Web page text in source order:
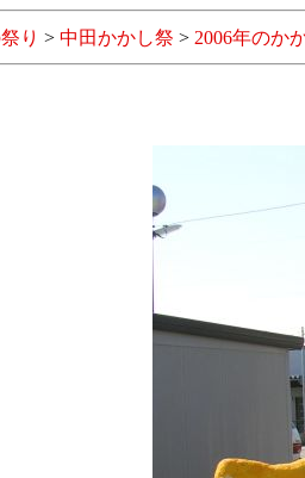
り > 中田かかし祭 > 2006年のか